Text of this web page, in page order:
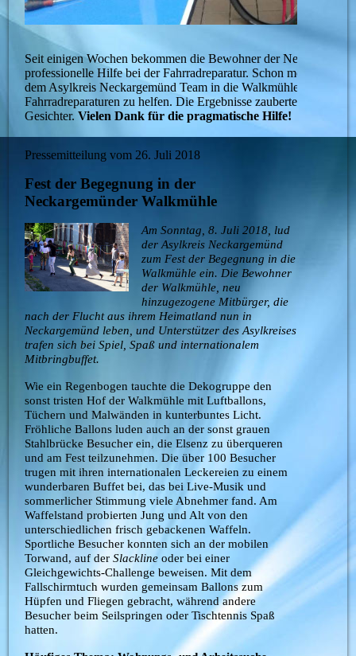
Seit einigen Wochen bekommen die Bewohner der
professionelle Hilfe bei der Fahrradreparatur. Schon mehrere
dem Asylkreis Neckargemünd Team in die Walkmühle, um den
Fahrradreparaturen zu helfen. Die Ergebnisse zauberten immer
Gesichter.Vielen Dank für die pragmatische Hilfe!
Pressemitteilung vom 26. Juli 2018
Fest der Begegnung in der
Neckargemünder Walkmühle
Am Sonntag, 8. Juli 2018, lud
der Asylkreis Neckargemünd
zum Fest der Begegnung in die
Walkmühle ein. Die Bewohner
der Walkmühle, neu
hinzugezogene Mitbürger, die
nach der Flucht aus ihrem Heimatland nun in
Neckargemünd leben, und Unterstützer des Asylkreises
trafen sich bei Spiel, Spaß und internationalem
Mitbringbuffet.
Wie ein Regenbogen tauchte die Dekogruppe den
sonst tristen Hof der Walkmühle mit Luftballons,
Tüchern und Malwänden in kunterbuntes Licht.
Fröhliche Ballons luden auch an der sonst grauen
Stahlbrücke Besucher ein, die Elsenz zu überqueren
und am Fest teilzunehmen. Die über 100 Besucher
trugen mit ihren internationalen Leckereien zu einem
wunderbaren Buffet bei, das bei Live-Musik und
sommerlicher Stimmung viele Abnehmer fand. Am
Waffelstand probierten Jung und Alt von den
unterschiedlichen frisch gebackenen Waffeln.
Sportliche Besucher konnten sich an der mobilen
Torwand, auf derSlackline oder bei einer
Gleichgewichts-Challenge beweisen. Mit dem
Fallschirmtuch wurden gemeinsam Ballons zum
Hüpfen und Fliegen gebracht, während andere
Besucher beim Seilspringen oder Tischtennis Spaß
hatten.